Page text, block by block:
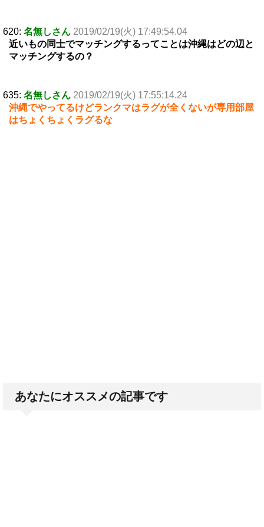
620: 名無しさん 2019/02/19(火) 17:49:54.04
近いもの同士でマッチングするってことは沖縄はどの辺と
マッチングするの？
635: 名無しさん 2019/02/19(火) 17:55:14.24
沖縄でやってるけどランクマはラグが全くないが専用部屋
はちょくちょくラグるな
あなたにオススメの記事です